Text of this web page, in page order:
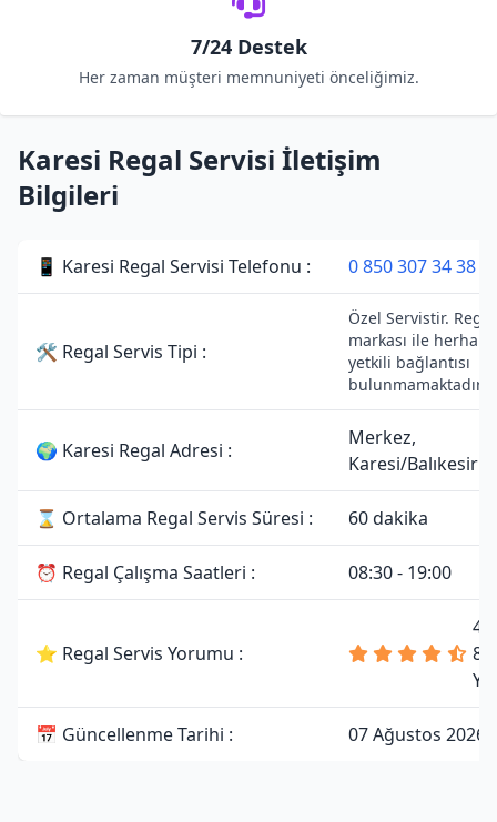
7/24 Destek
Her zaman müşteri memnuniyeti önceliğimiz.
Karesi Regal Servisi İletişim
Bilgileri
📱 Karesi Regal Servisi Telefonu : 0 850 307 34 38
🛠 Regal Servis Tipi :
Özel Servistir. Regal
markası ile
yetkili bağlantısı
bulunmamaktadır.
🌍 Karesi Regal Adresi :
Merkez,
Karesi/Balıkesir
⌛ Ortalama Regal Servis Süresi : 60 dakika
⏰ Regal Çalışma Saatleri : 08:30 - 19:00
⭐ Regal Servis Yorumu :
81
📅 Güncellenme Tarihi : 07 Ağustos 2026